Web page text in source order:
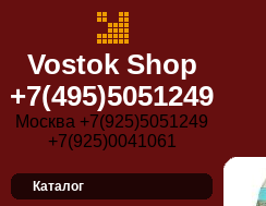
Vostok Shop
+7(495)5051249
Москва +7(925)5051249
+7(925)0041061
Каталог